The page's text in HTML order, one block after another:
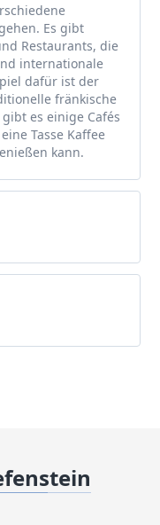
Es gibt
Restaurants, die
internationale
dafür ist der
fränkische
es einige Cafés
Tasse Kaffee
kann.